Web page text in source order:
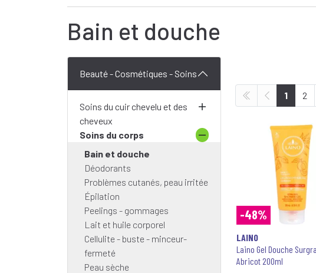
Bain et douche
1 2
-48%
LAINO
Laino Gel Douche
Abricot 200ml
Beauté - Cosmétiques - Soins
Soins du cuir chevelu et des
cheveux
Soins du corps
Bain et douche
Déodorants
Problèmes cutanés, peau irritée
Épilation
Peelings - gommages
Lait et huile corporel
Cellulite - buste - minceur-
fermeté
Peau sèche